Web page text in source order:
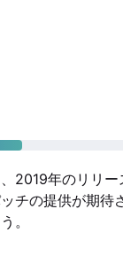
2019年のリリ
チの提供が期
。